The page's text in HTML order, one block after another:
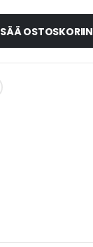
OSTOSKORIIN